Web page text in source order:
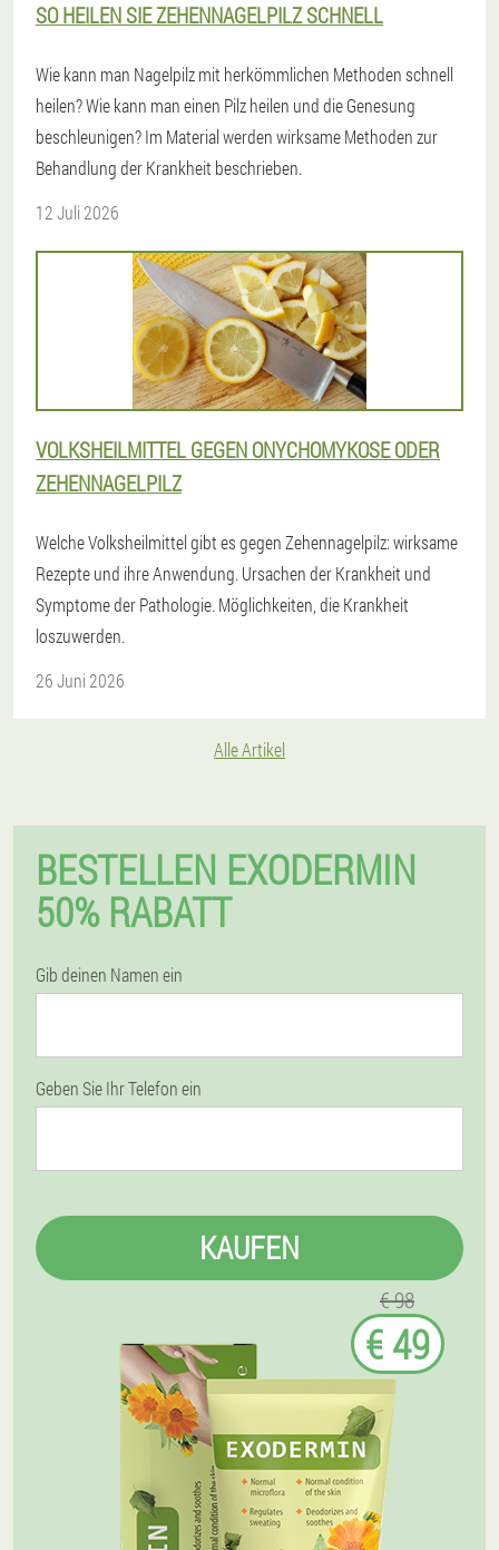
SO HEILEN SIE ZEHENNAGELPILZ SCHNELL
Wie kann man Nagelpilz mit herkömmlichen Methoden schnell
heilen? Wie kann man einen Pilz heilen und die Genesung
beschleunigen? Im Material werden wirksame Methoden zur
Behandlung der Krankheit beschrieben.
12 Juli 2026
VOLKSHEILMITTEL GEGEN ONYCHOMYKOSE ODER
ZEHENNAGELPILZ
Welche Volksheilmittel gibt es gegen Zehennagelpilz: wirksame
Rezepte und ihre Anwendung. Ursachen der Krankheit und
Symptome der Pathologie. Möglichkeiten, die Krankheit
loszuwerden.
26 Juni 2026
Alle Artikel
BESTELLEN EXODERMIN
50% RABATT
Gib deinen Namen ein
Geben Sie Ihr Telefon ein
KAUFEN
€ 98
€ 49